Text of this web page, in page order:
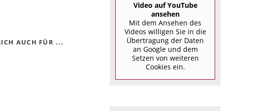
AUCH FÜR ...
Video auf YouTube
ansehen
Mit dem Ansehen des
Videos willigen Sie in die
Übertragung der Daten
an Google und dem
Setzen von weiteren
Cookies ein.